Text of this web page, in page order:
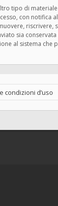
tipo di
con
sia
al sistema